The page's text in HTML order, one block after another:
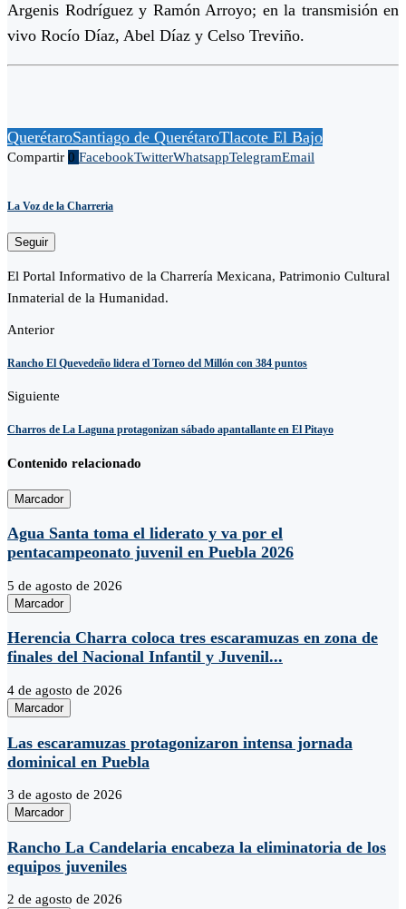
Argenis Rodríguez y Ramón Arroyo; en la transmisión en
vivo Rocío Díaz, Abel Díaz y Celso Treviño.
QuerétaroSantiago de QuerétaroTlacote El Bajo
Compartir 0 FacebookTwitterWhatsappTelegramEmail
La Voz de la Charreria
Seguir
El Portal Informativo de la Charrería Mexicana, Patrimonio Cultural
Inmaterial de la Humanidad.
Anterior
Rancho El Quevedeño lidera el Torneo del Millón con 384 puntos
Siguiente
Charros de La Laguna protagonizan sábado apantallante en El Pitayo
Contenido relacionado
Marcador
Agua Santa toma el liderato y va por el
pentacampeonato juvenil en Puebla 2026
5 de agosto de 2026
Marcador
Herencia Charra coloca tres escaramuzas en zona de
finales del Nacional Infantil y Juvenil...
4 de agosto de 2026
Marcador
Las escaramuzas protagonizaron intensa jornada
dominical en Puebla
3 de agosto de 2026
Marcador
Rancho La Candelaria encabeza la eliminatoria de los
equipos juveniles
2 de agosto de 2026